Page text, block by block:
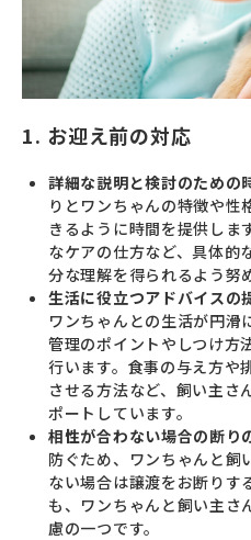
1. お迎え前の対応
詳細な説明と検討のための
りとワンちゃんの特徴や性
きるように時間を提供しま
なケアの仕方など、具体的
分な理解を得られるよう努
生活に役立つアドバイスの
ワンちゃんとの生活が円滑
管理のポイントやしつけ方
行います。食事の与え方や
させる方法など、飼い主さ
ポートしています。
相性が合わない場合の断り
防ぐため、ワンちゃんと飼
ない場合は譲渡をお断りす
も、ワンちゃんと飼い主さ
慮の一つです。